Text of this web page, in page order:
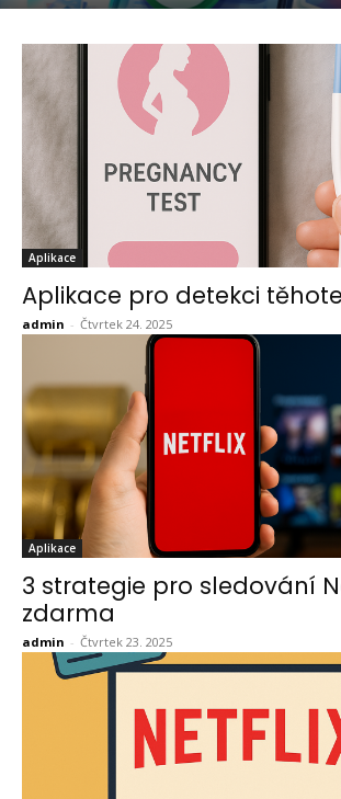
Aplikace
Aplikace pro detekci
admin - Čtvrtek 24. 2025
Aplikace
3 strategie pro sledování
zdarma
admin - Čtvrtek 23. 2025